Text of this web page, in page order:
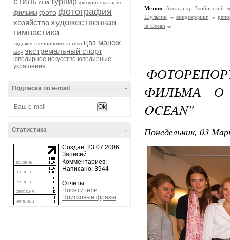
сша фигурноекатание
фильмы фотофотография
хозяйствохудожественная
гимнастика
художественнаягимнастика цвз манеж
шоу экстремальный спорт
ювелирное искусство ювелирные
украшения
-
Подписка по e-mail
-
Статистика
Создан: 23.07.2006
Записей:
Комментариев:
Написано: 3944
Отчеты:
Посетители
Поисковые фразы
Метки:
Александр Злобинский
Шульгин
виндсерфинг
in Ocean
ФИЛЬМА О
OCEAN"
Понедельник, 03